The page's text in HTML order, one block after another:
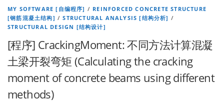
MY SOFTWARE [自编程序] / REINFORCED CONCRETE STRUCTURE
[钢筋混凝土结构] /STRUCTURAL ANALYSIS [结构分析] /
STRUCTURAL DESIGN [结构设计]
[程序] CrackingMoment: 不同方法计算混凝
土梁开裂弯矩 (Calculating the cracking
moment of concrete beams using different
methods)